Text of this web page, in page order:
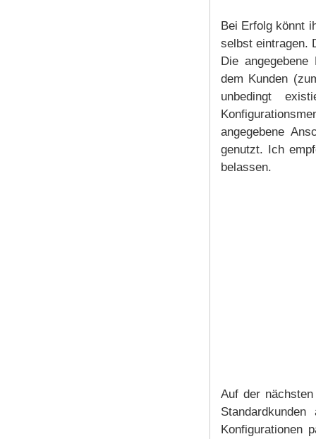
Bei Erfolg könnt
selbst eintragen.
Die
dem Kunden
unbedingt
angegebene
genutzt. Ich
belassen.
Auf der
Konfigurationen